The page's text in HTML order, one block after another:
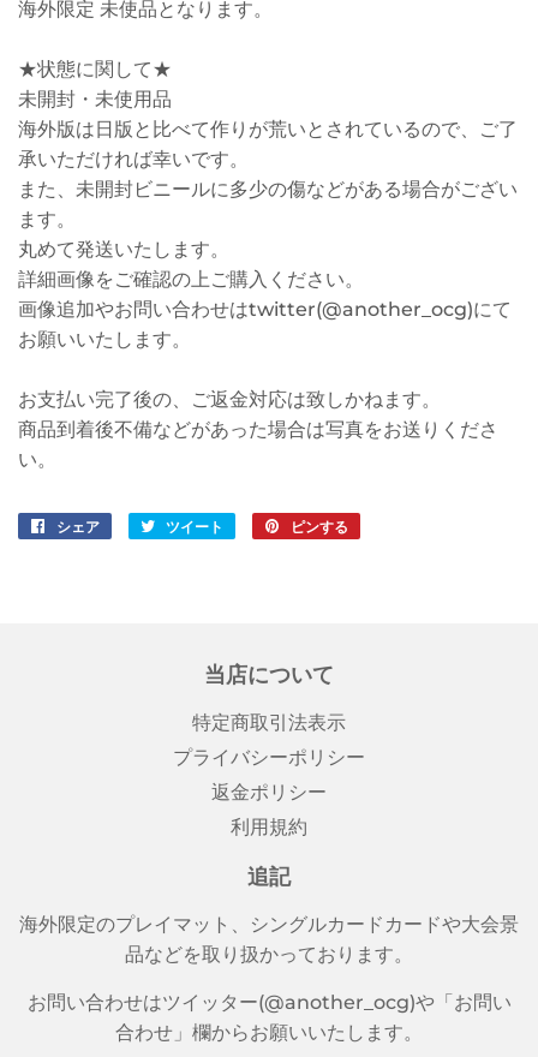
海外限定 未使品となります。
★状態に関して★
未開封・未使用品
海外版は日版と比べて作りが荒いとされているので、ご了
承いただければ幸いです。
また、未開封ビニールに多少の傷などがある場合がござい
ます。
丸めて発送いたします。
詳細画像をご確認の上ご購入ください。
画像追加やお問い合わせはtwitter(@another_ocg)にて
お願いいたします。
お支払い完了後の、ご返金対応は致しかねます。
商品到着後不備などがあった場合は写真をお送りくださ
い。
シェア
Facebookツイート
Twitter
ピンする
当店について
特定商取引法表示
プライバシーポリシー
返金ポリシー
利用規約
追記
海外限定のプレイマット、シングルカードカードや大会景
品などを取り扱かっております。
お問い合わせはツイッター(@another_ocg)や「お問い
合わせ」欄からお願いいたします。